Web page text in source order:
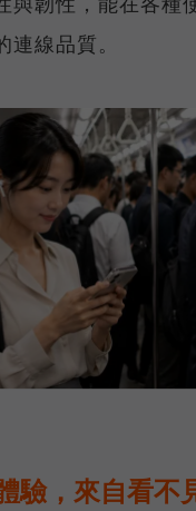
線品質。
驗，來自看不